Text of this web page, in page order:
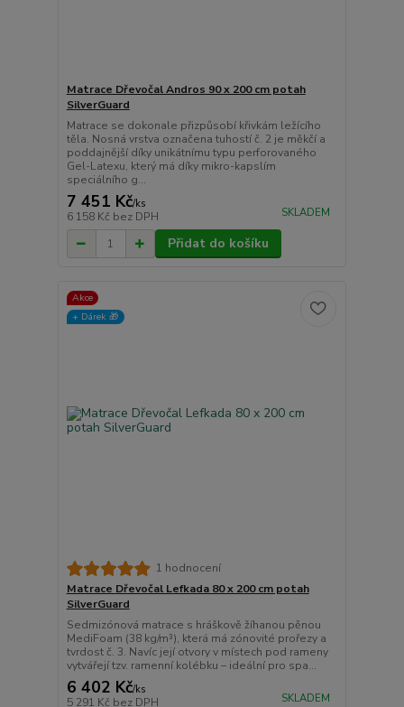
Matrace Dřevočal Andros 90 x 200 cm potah
SilverGuard
Matrace se dokonale přizpůsobí křivkám ležícího
těla. Nosná vrstva označena tuhostí č. 2 je měkčí a
poddajnější díky unikátnímu typu perforovaného
Gel-Latexu, který má díky mikro-kapslím
speciálního g...
7 451 Kč/ks
6 158 Kč bez DPH SKLADEM
Přidat do košíku
Akce
+ Dárek️ 🎁
1 hodnocení
Matrace Dřevočal Lefkada 80 x 200 cm potah
SilverGuard
Sedmizónová matrace s hráškově žíhanou pěnou
MediFoam (38 kg/m³), která má zónovité prořezy a
tvrdost č. 3. Navíc její otvory v místech pod rameny
vytvářejí tzv. ramenní kolébku – ideální pro spa...
6 402 Kč/ks
5 291 Kč bez DPH SKLADEM